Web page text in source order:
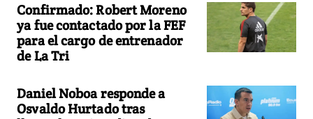
Confirmado: Robert Moreno
ya fue contactado por la FEF
para el cargo de entrenador
de La Tri
Daniel Noboa responde a
Osvaldo Hurtado tras